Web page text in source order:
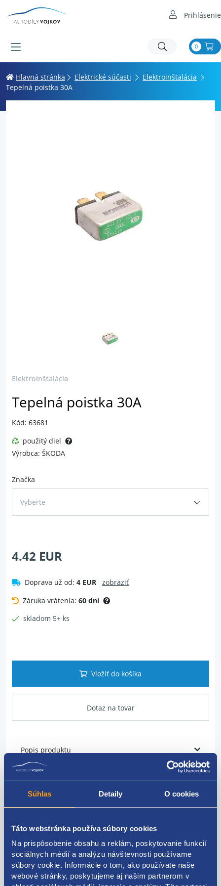
Súhlas Detaily O cookies
Táto webstránka používa súbory cookies
Na prispôsobenie obsahu a reklám, poskytovanie funkcií
sociálnych médií a analýzu návštevnosti používame
súbory cookie. Informácie o tom, ako používate naše
webové stránky, poskytujeme aj našim partnerom v
Prihlásenie
0
Hlavná stránka Elektrické súčasti
Elektroinštalácia
Tepelná poistka 30A
Elektroinštalácia
Tepelná poistka 30A
Kód: 63681
použitý diel
Výrobca: ŠKODA
Značka
Vyberte
4.42 EUR
Doprava už od: 4 EUR
zobraziť
Záruka vrátenia: 60 dní
skladom 5+ ks
Vložiť do košíka
Dotaz na tovar
Popis produktu
tepelná poistka
Kódy produktov